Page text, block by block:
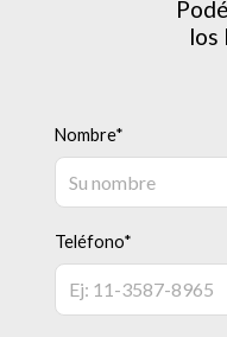
los
Nombre*
Teléfono*